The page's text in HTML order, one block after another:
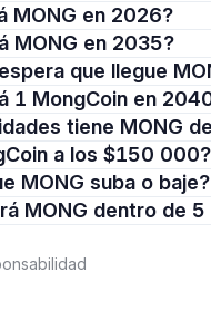
MONG en 2026?
MONG en 2035?
espera que llegue
1 MongCoin en
tiene MONG
a los $150 000?
MONG suba o baje?
MONG dentro de